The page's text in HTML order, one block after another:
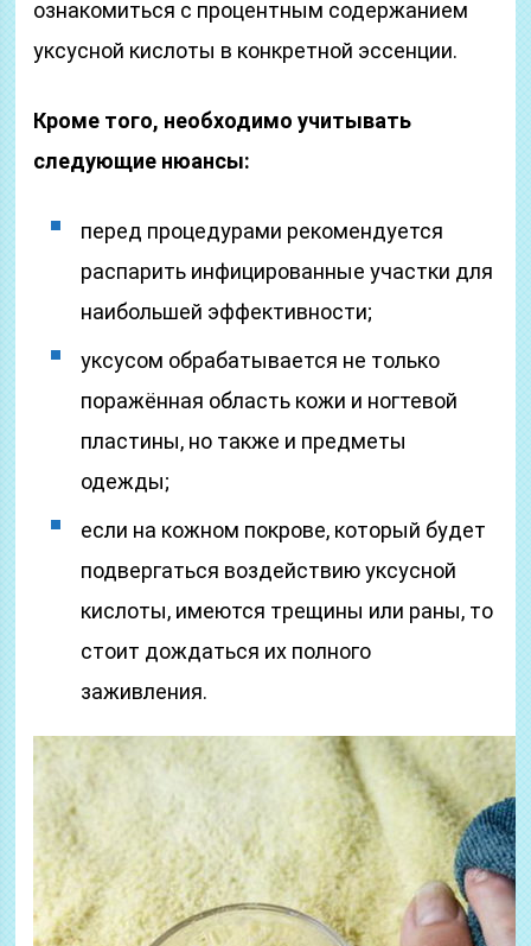
ознакомиться с процентным содержанием
уксусной кислоты в конкретной эссенции.
Кроме того, необходимо учитывать
следующие нюансы:
перед процедурами рекомендуется
распарить инфицированные участки для
наибольшей эффективности;
уксусом обрабатывается не только
поражённая область кожи и ногтевой
пластины, но также и предметы
одежды;
если на кожном покрове, который будет
подвергаться воздействию уксусной
кислоты, имеются трещины или раны, то
стоит дождаться их полного
заживления.